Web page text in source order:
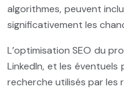
algorithmes, peuvent
significativement les
L’optimisation SEO du
LinkedIn, et les
recherche utilisés par les